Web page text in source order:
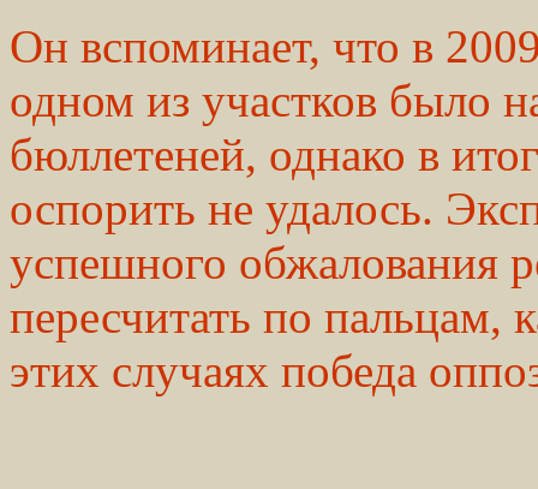
Он вспоминает, что в
одном из участков было
бюллетеней, однако в
оспорить не удалось.
успешного обжалования
пересчитать по пальцам,
этих случаях победа